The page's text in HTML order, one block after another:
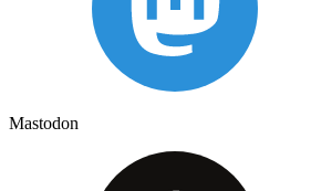
Mastodon